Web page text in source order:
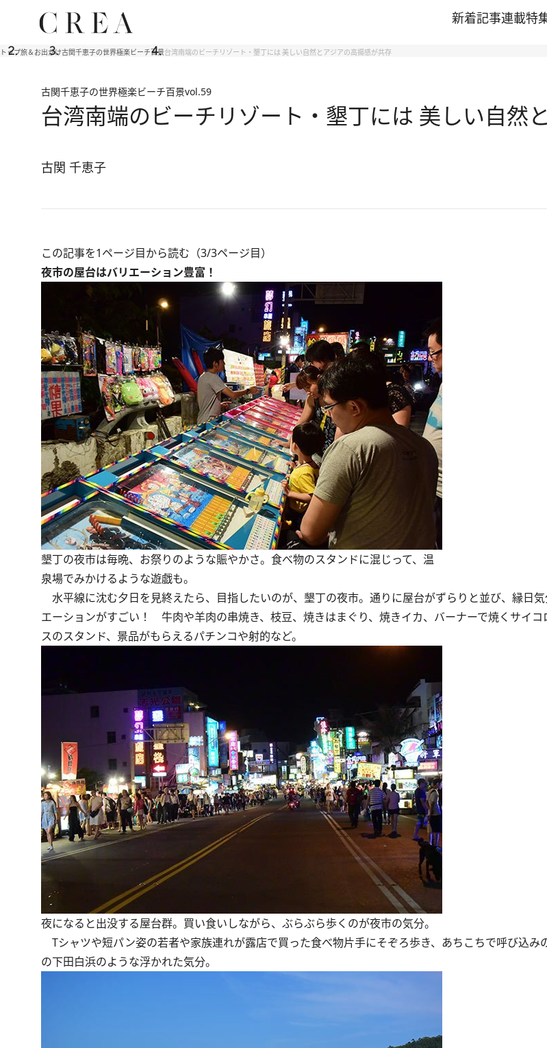
新着記事連載特
トップ旅＆お出かけ古関千恵子の世界極楽ビーチ百景台湾南端のビーチリゾート・墾丁には 美しい自然とアジアの高揚感が共存
古関千恵子の世界極楽ビーチ百景vol.59
台湾南端のビーチリゾート・墾丁には 美しい自然
古関 千恵子
この記事を1ページ目から読む（3/3ページ目）
夜市の屋台はバリエーション豊富！
墾丁の夜市は毎晩、お祭りのような賑やかさ。食べ物のスタンドに混じって、温
泉場でみかけるような遊戯も。
水平線に沈む夕日を見終えたら、目指したいのが、墾丁の夜市。通りに屋台がずらりと並び、縁日
エーションがすごい！ 牛肉や羊肉の串焼き、枝豆、焼きはまぐり、焼きイカ、バーナーで焼くサイコ
スのスタンド、景品がもらえるパチンコや射的など。
夜になると出没する屋台群。買い食いしながら、ぶらぶら歩くのが夜市の気分。
Tシャツや短パン姿の若者や家族連れが露店で買った食べ物片手にそぞろ歩き、あちこちで呼び込み
の下田白浜のような浮かれた気分。